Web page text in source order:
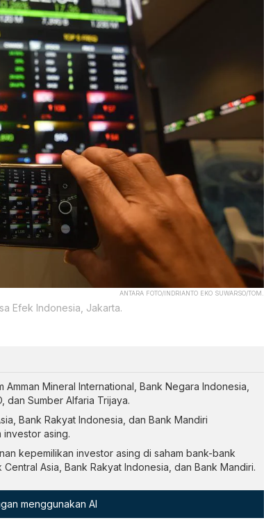
ANTARA FOTO/INDRIANTO EKO SUWARSO/TOM.
Efek Indonesia, Jakarta.
Mineral International, Bank Negara Indonesia,
dan Sumber Alfaria Trijaya.
Bank Rakyat Indonesia, dan Bank Mandiri
investor asing.
kepemilikan investor asing di saham bank-bank
Asia, Bank Rakyat Indonesia, dan Bank Mandiri.
menggunakan AI